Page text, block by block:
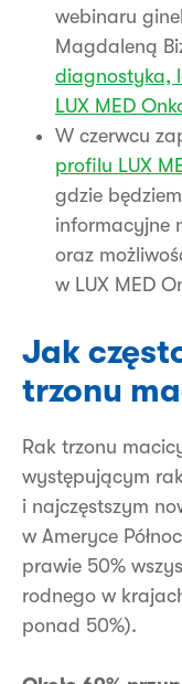
webinaru
Magdaleną
diagnostyka,
LUX MED
W czerwcu
profilu LUX
gdzie
informacyjne
oraz
w LUX MED
Jak
trzonu
Rak trzonu
występującym
i najczęstszym
w Ameryce
prawie 50%
rodnego w
ponad 50%).